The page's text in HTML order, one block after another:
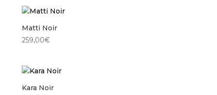
Matti Noir
259,00€
Kara Noir